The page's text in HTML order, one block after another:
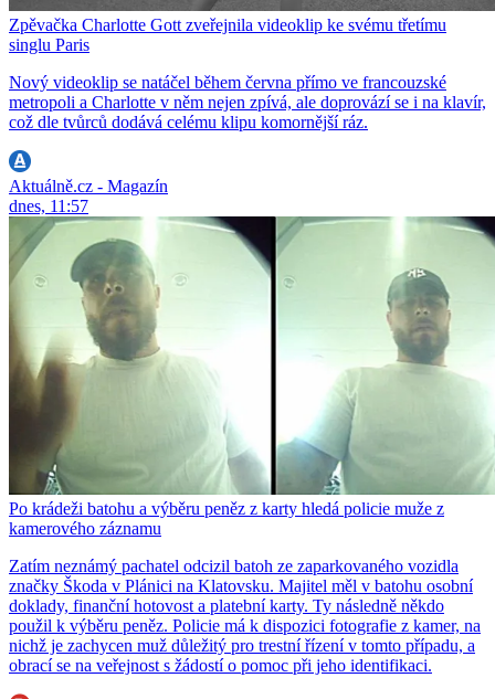
Zpěvačka Charlotte Gott zveřejnila videoklip ke svému třetímu
singlu Paris
Nový videoklip se natáčel během června přímo ve francouzské
metropoli a Charlotte v něm nejen zpívá, ale doprovází se i na klavír,
což dle tvůrců dodává celému klipu komornější ráz.
Aktuálně.cz - Magazín
dnes, 11:57
Po krádeži batohu a výběru peněz z karty hledá policie muže z
kamerového záznamu
Zatím neznámý pachatel odcizil batoh ze zaparkovaného vozidla
značky Škoda v Plánici na Klatovsku. Majitel měl v batohu osobní
doklady, finanční hotovost a platební karty. Ty následně někdo
použil k výběru peněz. Policie má k dispozici fotografie z kamer, na
nichž je zachycen muž důležitý pro trestní řízení v tomto případu, a
obrací se na veřejnost s žádostí o pomoc při jeho identifikaci.